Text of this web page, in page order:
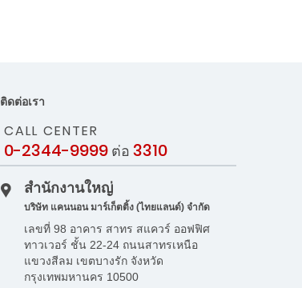
ติดต่อเรา
CALL CENTER
0-2344-9999 ต่อ 3310
สำนักงานใหญ่
บริษัท แคนนอน มาร์เก็ตติ้ง (ไทยแลนด์) จำกัด
เลขที่ 98 อาคาร สาทร สแควร์ ออฟฟิศ
ทาวเวอร์ ชั้น 22-24 ถนนสาทรเหนือ
แขวงสีลม เขตบางรัก จังหวัด
กรุงเทพมหานคร 10500